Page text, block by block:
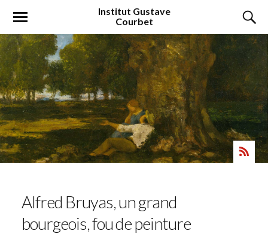
Institut Gustave
Courbet
Alfred Bruyas, un grand
bourgeois, fou de peinture